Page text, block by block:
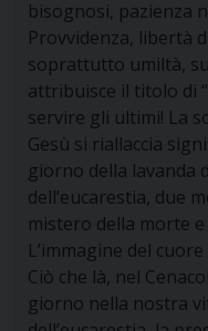
bisognosi, pazienza
Provvidenza, libertà
soprattutto umiltà,
attribuisce il titolo di
servire gli ultimi! La
Gesù si riallaccia
giorno della lavanda
dell’eucarestia, due
mistero della morte
L’immagine del
Ciò che là, nel
giorno nella nostra